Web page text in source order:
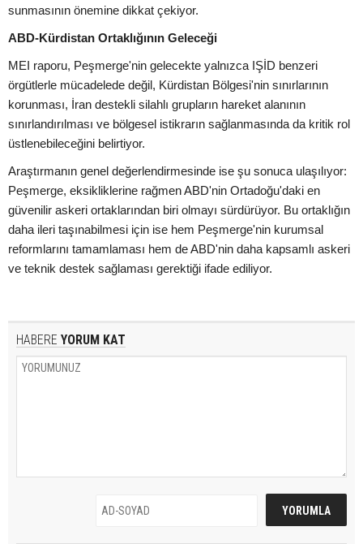
sunmasının önemine dikkat çekiyor.
ABD-Kürdistan Ortaklığının Geleceği
MEI raporu, Peşmerge'nin gelecekte yalnızca IŞİD benzeri
örgütlerle mücadelede değil, Kürdistan Bölgesi'nin sınırlarının
korunması, İran destekli silahlı grupların hareket alanının
sınırlandırılması ve bölgesel istikrarın sağlanmasında da kritik rol
üstlenebileceğini belirtiyor.
Araştırmanın genel değerlendirmesinde ise şu sonuca ulaşılıyor:
Peşmerge, eksikliklerine rağmen ABD'nin Ortadoğu'daki en
güvenilir askeri ortaklarından biri olmayı sürdürüyor. Bu ortaklığın
daha ileri taşınabilmesi için ise hem Peşmerge'nin kurumsal
reformlarını tamamlaması hem de ABD'nin daha kapsamlı askeri
ve teknik destek sağlaması gerektiği ifade ediliyor.
HABERE YORUM KAT